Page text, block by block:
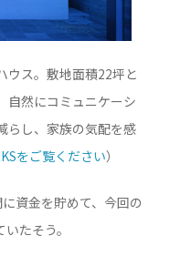
ウス。敷地面積22坪と
自然にコミュニケーシ
らし、家族の気配を感
をご覧ください）
資金を貯めて、今回の
たそう。